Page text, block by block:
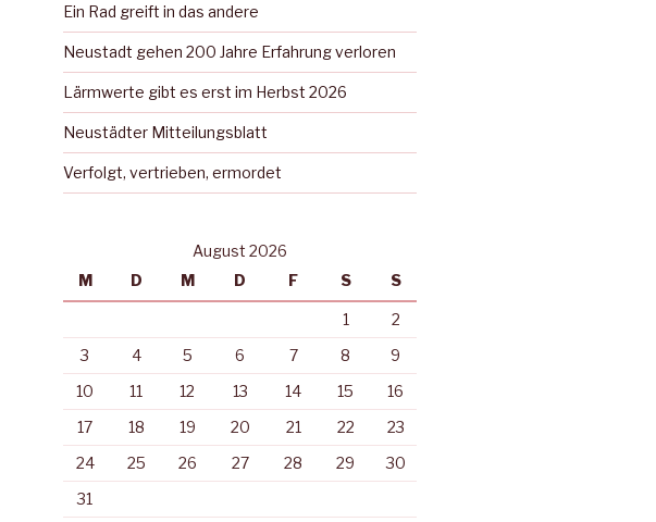
Ein Rad greift in das andere
Neustadt gehen 200 Jahre Erfahrung verloren
Lärmwerte gibt es erst im Herbst 2026
Neustädter Mitteilungsblatt
Verfolgt, vertrieben, ermordet
August 2026
M
D M D F S S
1
2
3
4 5 6 7 8
9
10
11 12 13 14 15
16
17
18 19 20 21 22
23
24
25 26 27 28 29
30
31